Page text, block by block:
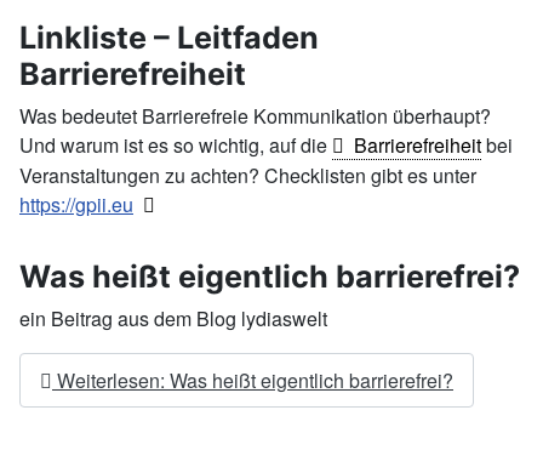
Linkliste – Leitfaden
Barrierefreiheit
Was bedeutet Barrierefreie Kommunikation überhaupt?
Und warum ist es so wichtig, auf die
Barrierefreiheitbei
Veranstaltungen zu achten? Checklisten gibt es unter
https://gpii.eu
Was heißt eigentlich barrierefrei?
ein Beitrag aus dem Blog lydiaswelt
Weiterlesen: Was heißt eigentlich barrierefrei?